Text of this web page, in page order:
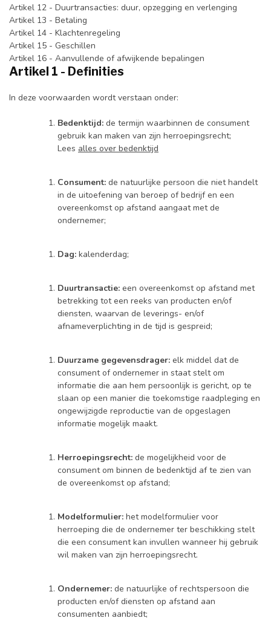
Artikel 12 - Duurtransacties: duur, opzegging en verlenging
Artikel 13 - Betaling
Artikel 14 - Klachtenregeling
Artikel 15 - Geschillen
Artikel 16 - Aanvullende of afwijkende bepalingen
Artikel 1 - Definities
In deze voorwaarden wordt verstaan onder:
Bedenktijd: de termijn waarbinnen de consument
gebruik kan maken van zijn herroepingsrecht;
Lees alles over bedenktijd
Consument: de natuurlijke persoon die niet handelt
in de uitoefening van beroep of bedrijf en een
overeenkomst op afstand aangaat met de
ondernemer;
Dag: kalenderdag;
Duurtransactie: een overeenkomst op afstand met
betrekking tot een reeks van producten en/of
diensten, waarvan de leverings- en/of
afnameverplichting in de tijd is gespreid;
Duurzame gegevensdrager: elk middel dat de
consument of ondernemer in staat stelt om
informatie die aan hem persoonlijk is gericht, op te
slaan op een manier die toekomstige raadpleging en
ongewijzigde reproductie van de opgeslagen
informatie mogelijk maakt.
Herroepingsrecht: de mogelijkheid voor de
consument om binnen de bedenktijd af te zien van
de overeenkomst op afstand;
Modelformulier: het modelformulier voor
herroeping die de ondernemer ter beschikking stelt
die een consument kan invullen wanneer hij gebruik
wil maken van zijn herroepingsrecht.
Ondernemer: de natuurlijke of rechtspersoon die
producten en/of diensten op afstand aan
consumenten aanbiedt;